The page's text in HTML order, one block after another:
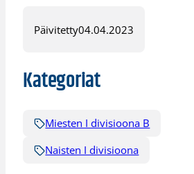
Päivitetty04.04.2023
Kategoriat
Miesten I divisioona B
Naisten I divisioona